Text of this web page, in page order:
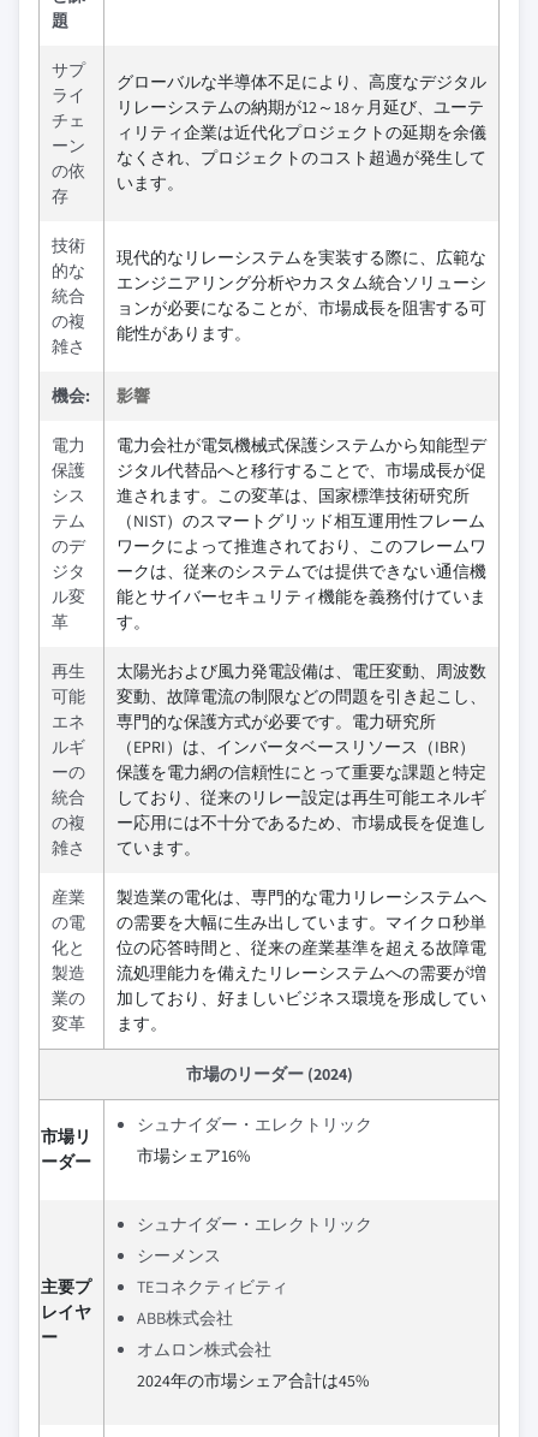
題
サプ
ライ
チェ
ーン
の依
存
グローバルな半導体不足により、高度なデジタル
リレーシステムの納期が12～18ヶ月延び、ユーテ
ィリティ企業は近代化プロジェクトの延期を余儀
なくされ、プロジェクトのコスト超過が発生して
います。
技術
的な
統合
の複
雑さ
現代的なリレーシステムを実装する際に、広範な
エンジニアリング分析やカスタム統合ソリューシ
ョンが必要になることが、市場成長を阻害する可
能性があります。
機会: 影響
電力
保護
シス
テム
のデ
ジタ
ル変
革
電力会社が電気機械式保護システムから知能型デ
ジタル代替品へと移行することで、市場成長が促
進されます。この変革は、国家標準技術研究所
（NIST）のスマートグリッド相互運用性フレーム
ワークによって推進されており、このフレームワ
ークは、従来のシステムでは提供できない通信機
能とサイバーセキュリティ機能を義務付けていま
す。
再生
可能
エネ
ルギ
ーの
統合
の複
雑さ
太陽光および風力発電設備は、電圧変動、周波数
変動、故障電流の制限などの問題を引き起こし、
専門的な保護方式が必要です。電力研究所
（EPRI）は、インバータベースリソース（IBR）
保護を電力網の信頼性にとって重要な課題と特定
しており、従来のリレー設定は再生可能エネルギ
ー応用には不十分であるため、市場成長を促進し
ています。
産業
の電
化と
製造
業の
変革
製造業の電化は、専門的な電力リレーシステムへ
の需要を大幅に生み出しています。マイクロ秒単
位の応答時間と、従来の産業基準を超える故障電
流処理能力を備えたリレーシステムへの需要が増
加しており、好ましいビジネス環境を形成してい
ます。
市場のリーダー (2024)
市場リ
ーダー
シュナイダー・エレクトリック
市場シェア16%
主要プ
レイヤ
ー
シュナイダー・エレクトリック
シーメンス
TEコネクティビティ
ABB株式会社
オムロン株式会社
2024年の市場シェア合計は45%